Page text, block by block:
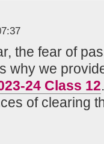
the fear of
why we
24 Class 12
of clearing